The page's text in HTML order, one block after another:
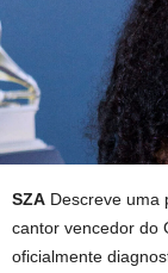
SZA Descreve uma
cantor vencedor do
oficialmente